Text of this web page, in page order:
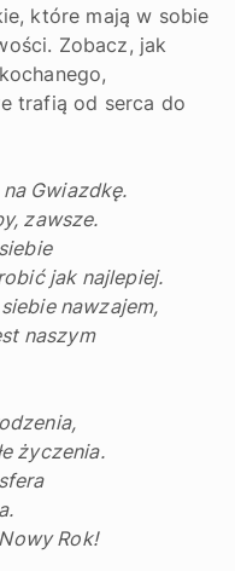
które mają w sobie
Zobacz, jak
trafią od serca do
Gwiazdkę.
zawsze.
jak najlepiej.
nawzajem,
naszym
życzenia.
Rok!